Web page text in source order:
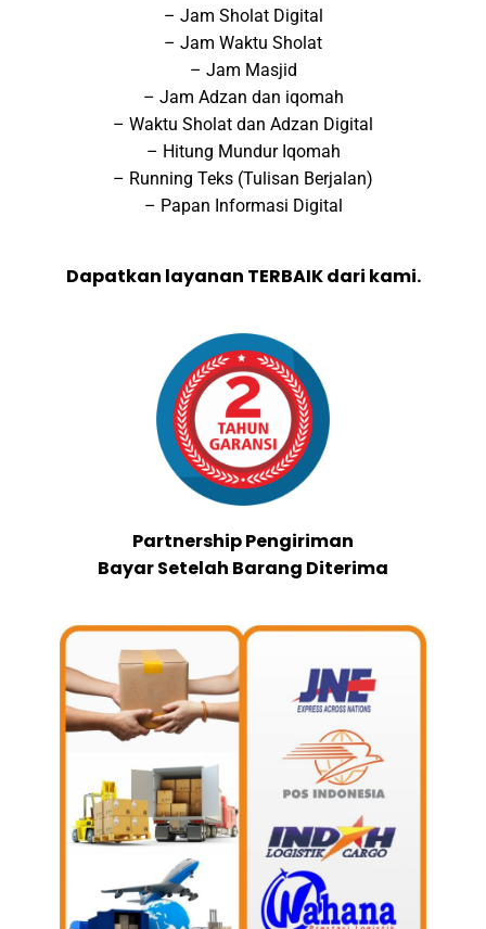
– Jam Sholat Digital
– Jam Waktu Sholat
– Jam Masjid
– Jam Adzan dan iqomah
– Waktu Sholat dan Adzan Digital
– Hitung Mundur Iqomah
– Running Teks (Tulisan Berjalan)
– Papan Informasi Digital
Dapatkan layanan TERBAIK dari kami.
Partnership Pengiriman
Bayar Setelah Barang Diterima